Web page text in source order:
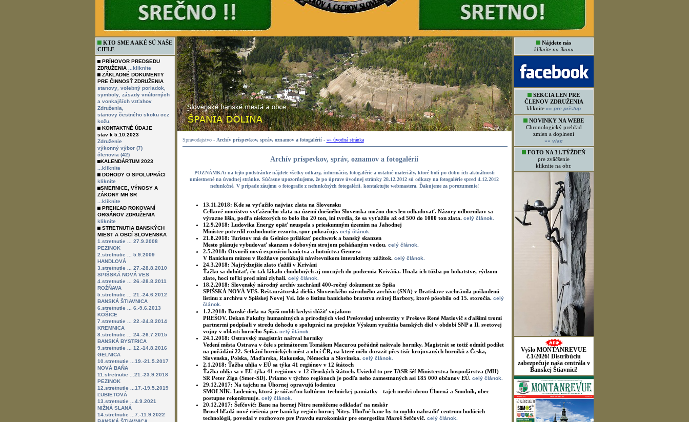
KTO SME A AKÉ SÚ NAŠE
CIELE
PRÍHOVOR PREDSEDU
ZDRUŽENIA
...kliknite
ZÁKLADNÉ DOKUMENTY
PRE ČINNOSŤ ZDRUŽENIA
stanovy, volebný poriadok
symboly, zásady vnútorných
a vonkajších vzťahov
Združenia,
stanovy čestného skoku cez
kožu.
KONTAKTNÉ ÚDAJE
stav k 5.10.2023
Združenie
výkonný výbor (7)
členovia (42)
KALENDÁRTUM 2023
...kliknite
DOHODY O SPOLUPRÁCI
kliknite
SMERNICE, VÝNOSY A
ZÁKONY MH SR
...kliknite
PREHĽAD ROKOVANÍ
ORGÁNOV ZDRUŽENIA
kliknite
STRETNUTIA BANSKÝCH
MIEST A OBCÍ SLOVENSKA
1.stretnutie ... 27.9.2008
PEZINOK
2.stretnutie ... 5.9.2009
HANDLOVÁ
3.stretnutie ... 27.-28.8.2010
SPIŠSKÁ NOVÁ VES
4.stretnutie ... 26.-28.8.2011
ROŽŇAVA
5.stretnutie ... 21.-24.6.2012
BANSKÁ ŠTIAVNICA
6.stretnutie ... 6.-9.6.2013
KOŠICE
7.stretnutie ... 22.-24.8.2014
KREMNICA
8.stretnutie ... 24.-26.7.2015
BANSKÁ BYSTRICA
9.stretnutie ... 12.-14.8.2016
GELNICA
10.stretnutie ...19.-21.5.2017
NOVÁ BAŇA
11.stretnutie ...21.-23.9.2018
PEZINOK
12.stretnutie ...17.-19.5.2019
ĽUBIETOVÁ
13.stretnutie ...4.9.2021
NIŽNÁ SLANÁ
14.stretnutie ...7.-11.9.2022
Nájdete nás
kliknite na ikonu
SEKCIA LEN PRE
ČLENOV ZDRUŽENIA
kliknite »» pre prístup
NOVINKY NA WEBE
Chronologický prehľad
zmien a doplnení
»» viac
FOTO NA 31.TÝŽDEŇ
pre zväčšenie
kliknite na obr.
Vyšlo MONTANREVUE
č.1/2026! Distribúciu
zabezpečuje naša centrála v
Banskej Štiavnici!
Spravodajstvo - Archív príspevkov, správ, oznamov a fotogalérií - »» úvodná stránka
Archív príspevkov, správ, oznamov a fotogalérií
POZNÁMKA: na tejto podstránke nájdete všetky odkazy, informácie, fotogalérie a ostatné materiály, ktoré boli po dobu ich aktuálnosti
umiestnené na úvodnej stránke. Súčasne upozorňujeme, že po úprave úvodnej stránky 28.12.2012 sú odkazy na fotogalérie spred 4.12.2012
nefunkčné. V prípade záujmu o fotografie z nefunkčných fotogalérii, kontaktujte webmastera. Ďakujeme za porozumenie!
13.11.2018: Kde sa vyťažilo najviac zlata na Slovensku
Celkové množstvo vyťaženého zlata na území dnešného Slovenska možno dnes len odhadovať. Názory odborníkov sa
výrazne líšia, podľa niektorých to bolo iba 20 ton, iní tvrdia, že sa vyťažilo až od 500 do 1000 ton zlata. celý článok.
12.9.2018: Ludovika Energy opäť neuspela s prieskumným územím na Jahodnej
Minister potvrdil rozhodnutie rezortu, spor pokračuje. celý článok.
21.8.2018: Turistov má do Gelnice prilákať pochwerk a banský skanzen
Mesto plánuje vybudovať skanzen s dobovým strojom poháňaným vodou. celý článok.
2.5.2018: Otvorili novú expozíciu baníctva a hutníctva Gemera
V Baníckom múzeu v Rožňave ponúkajú návštevníkom interaktívny zážitok. celý článok.
24.3.2018: Najrýdzejšie zlato ťažili v Kriváni
Ťažko sa dohútať, čo tak lákalo chudobných aj mocných do podzemia Kriváňa. Hnala ich túžba po bohatstve, rýdzom
zlate, hoci toľkí pred nimi zlyhali. celý článok.
18.2.2018: Slovenský národný archív zachránil 400-ročný dokument zo Spiša
SPIŠSKÁ NOVÁ VES. Reštaurátorská dielňa Slovenského národného archívu (SNA) v Bratislave zachránila poškodenú
listinu z archívu v Spišskej Novej Vsi. Ide o listinu baníckeho bratstva svätej Barbory, ktoré pôsobilo od 15. storočia. celý
článok.
1.2.2018: Banské diela na Spiši mohli kedysi slúžiť vojakom
PREŠOV. Dekan Fakulty humanitných a prírodných vied Prešovskej univerzity v Prešove René Matlovič s ďalšími tromi
partnermi podpísali v stredu dohodu o spolupráci na projekte Výskum využitia banských diel v období SNP a II. svetovej
vojny v oblasti horného Spiša. celý článok.
24.1.2018: Ostravský magistrát naštval horníky
Vedení města Ostrava v čele s primátorem Tomášem Macurou pořádně naštvalo horníky. Magistrát se totiž odmítl podílet
na pořádání 22. Setkání hornických měst a obcí ČR, na které mělo dorazit přes tisíc krojovaných horníků z Česka,
Slovenska, Polska, Maďarska, Rakouska, Německa a Slovinska. celý článok.
2.1.2018: Ťažba uhlia v EÚ sa týka 41 regiónov v 12 štátoch
Ťažba uhlia sa v EÚ týka 41 regiónov v 12 členských štátoch. Uviedol to pre TASR šéf Ministerstva hospodárstva (MH)
SR Peter Žiga (Smer-SD). Priamo v týchto regiónoch je podľa neho zamestnaných asi 185 000 občanov EÚ. celý článok.
29.12.2017: Na tajchu na Úhornej opravujú lodenicu
SMOLNÍK. Lodenicu, ktorá je súčasťou kultúrno-technickej pamiatky - tajch medzi obcou Úhorná a Smolník, obec
postupne rekonštruuje. celý článok.
20.12.2017: Šefčovič: Bane na hornej Nitre nemôžeme odkladať na neskôr
Brusel hľadá nové riešenia pre banícky región hornej Nitry. Uhoľné bane by tu mohlo nahradiť centrum budúcich
technológií, povedal v rozhovore pre Pravdu eurokomisár pre energetiku Maroš Šefčovič. celý článok.